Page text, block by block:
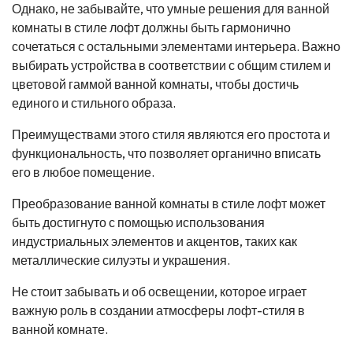
Однако, не забывайте, что умные решения для ванной
комнаты в стиле лофт должны быть гармонично
сочетаться с остальными элементами интерьера. Важно
выбирать устройства в соответствии с общим стилем и
цветовой гаммой ванной комнаты, чтобы достичь
единого и стильного образа.
Преимуществами этого стиля являются его простота и
функциональность, что позволяет органично вписать
его в любое помещение.
Преобразование ванной комнаты в стиле лофт может
быть достигнуто с помощью использования
индустриальных элементов и акцентов, таких как
металлические силуэты и украшения.
Не стоит забывать и об освещении, которое играет
важную роль в создании атмосферы лофт-стиля в
ванной комнате.